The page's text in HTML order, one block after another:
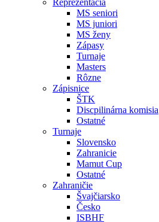
MS seniori
MS juniori
MS ženy
Zápasy
Turnaje
Masters
Rôzne
Zápisnice
ŠTK
Discpilinárna komisia
Ostatné
Turnaje
Slovensko
Zahranicie
Mamut Cup
Ostatné
Zahraničie
Švajčiarsko
Česko
ISBHF